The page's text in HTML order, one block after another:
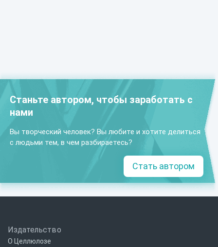
Станьте автором, чтобы заработать с
нами
Вы творческий человек? Вы любите и хотите делиться
с людьми тем, в чем разбираетесь?
Стать автором
Издательство
О Целлюлозе